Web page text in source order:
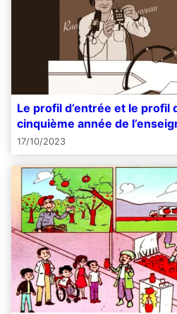
Le profil d’entrée et le profil
cinquième année de
17/10/2023